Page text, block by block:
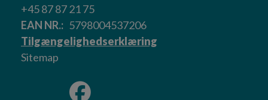
+45 87 87 21 75
EAN NR.
5798004537206
Tilgængelighedserklæring
Sitemap